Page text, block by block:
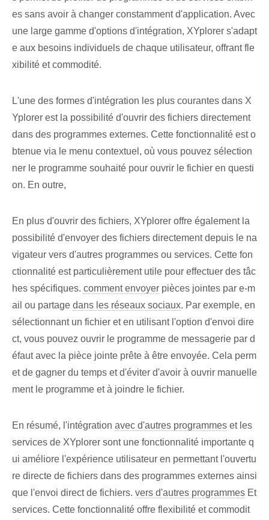
es sans avoir à changer constamment d'application. Avec
une large gamme d'options d'intégration, XYplorer s'adapt
e aux besoins individuels de chaque utilisateur, offrant fle
xibilité et commodité.
L'une des formes d'intégration les plus courantes dans X
Yplorer est la possibilité d'ouvrir des fichiers directement
dans des programmes externes. Cette fonctionnalité est o
btenue via le menu contextuel, où vous pouvez sélection
ner le programme souhaité pour ouvrir le fichier en questi
on. En outre,
En plus d'ouvrir des fichiers, XYplorer offre également la
possibilité d'envoyer des fichiers directement depuis le na
vigateur vers d'autres programmes ou services. Cette fon
ctionnalité est particulièrement utile pour effectuer des tâc
hes spécifiques. comment envoyer pièces jointes par e-m
ail ou partage dans les réseaux sociaux. Par exemple, en
sélectionnant un fichier et en utilisant l'option d'envoi dire
ct, vous pouvez ouvrir le programme de messagerie par d
éfaut avec la pièce jointe prête à être envoyée. Cela perm
et de gagner du temps et d'éviter d'avoir à ouvrir manuelle
ment le programme et à joindre le fichier.
En résumé, l'intégration avec d'autres programmes et les
services de XYplorer sont une fonctionnalité importante q
ui améliore l'expérience utilisateur en permettant l'ouvertu
re directe de fichiers dans des programmes externes ainsi
que l'envoi direct de fichiers. vers d'autres programmes Et
services. Cette fonctionnalité offre flexibilité et commodit